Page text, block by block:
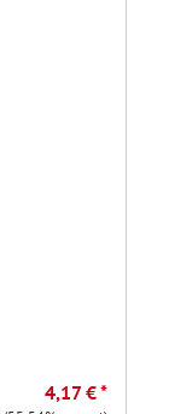
4,17 € *